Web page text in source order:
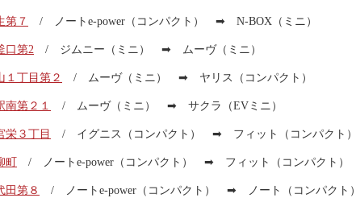
第７ / ノートe-power（コンパクト） ➡ N-BOX（ミニ）
口第2 / ジムニー（ミニ） ➡ ムーヴ（ミニ）
丁目第２ / ムーヴ（ミニ） ➡ ヤリス（コンパクト）
第２１ / ムーヴ（ミニ） ➡ サクラ（EVミニ）
３丁目 / イグニス（コンパクト） ➡ フィット（コンパクト）
/ ノートe-power（コンパクト） ➡ フィット（コンパクト）
第８ / ノートe-power（コンパクト） ➡ ノート（コンパクト）